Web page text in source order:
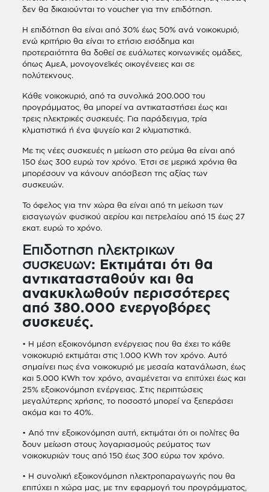
δεν θα δικαιούνται το voucher για την επιδότηση.
Η επιδότηση θα είναι από 30% έως 50% ανά νοικοκυριό,
ενώ κριτήριο θα είναι το ετήσιο εισόδημα και
προτεραιότητα θα δοθεί σε ευάλωτες κοινωνικές ομάδες,
όπως ΑμεΑ, μονογονεϊκές οικογένειες και σε
πολύτεκνους.
Κάθε νοικοκυριό, από τα συνολικά 200.000 του
προγράμματος, θα μπορεί να αντικαταστήσει έως και
τρεις ηλεκτρικές συσκευές. Για παράδειγμα, τρία
κλματιστικά ή ένα ψυγείο και 2 κλιματιστικά.
Με τις νέες συσκευές η μείωση στο ρεύμα θα είναι από
150 έως 300 ευρώ τον χρόνο. Έτσι σε μερικά χρόνια θα
μπορέσουν να κάνουν απόσβεση της αξίας των
συσκευών.
To όφελος για την χώρα θα είναι από τη μείωση των
εισαγωγών φυσικού αερίου και πετρελαίου από 15 έως 27
εκατ. ευρώ το χρόνο.
Επιδοτηση ηλεκτρικων
συσκευων: Εκτιμάται ότι θα
αντικατασταθούν και θα
ανακυκλωθούν περισσότερες
από 380.000 ενεργοβόρες
συσκευές.
• Η μέση εξοικονόμηση ενέργειας που θα έχει το κάθε
νοικοκυριό εκτιμάται στις 1.000 KWh τον χρόνο. Αυτό
σημαίνει πως ένα νοικοκυριό με μεσαία κατανάλωση, έως
και 5.000 KWh τον χρόνο, αναμένεται να επιτύχει έως και
25% εξοικονόμηση ενέργειας. Στις περιπτώσεις
μεγαλύτερης χρήσης, το ποσοστό μπορεί να ξεπεράσει
ακόμα και το 40%.
• Από την εξοικονόμηση αυτή, εκτιμάται ότι οι πολίτες θα
δουν μείωση στους λογαριασμούς ρεύματος των
νοικοκυριών τους από 150 έως 300 εύρω τον χρόνο.
• Η συνολική εξοικονόμηση ηλεκτροπαραγωγής που θα
επιτύχει η χώρα μας, με την εφαρμογή του προγράμματος,